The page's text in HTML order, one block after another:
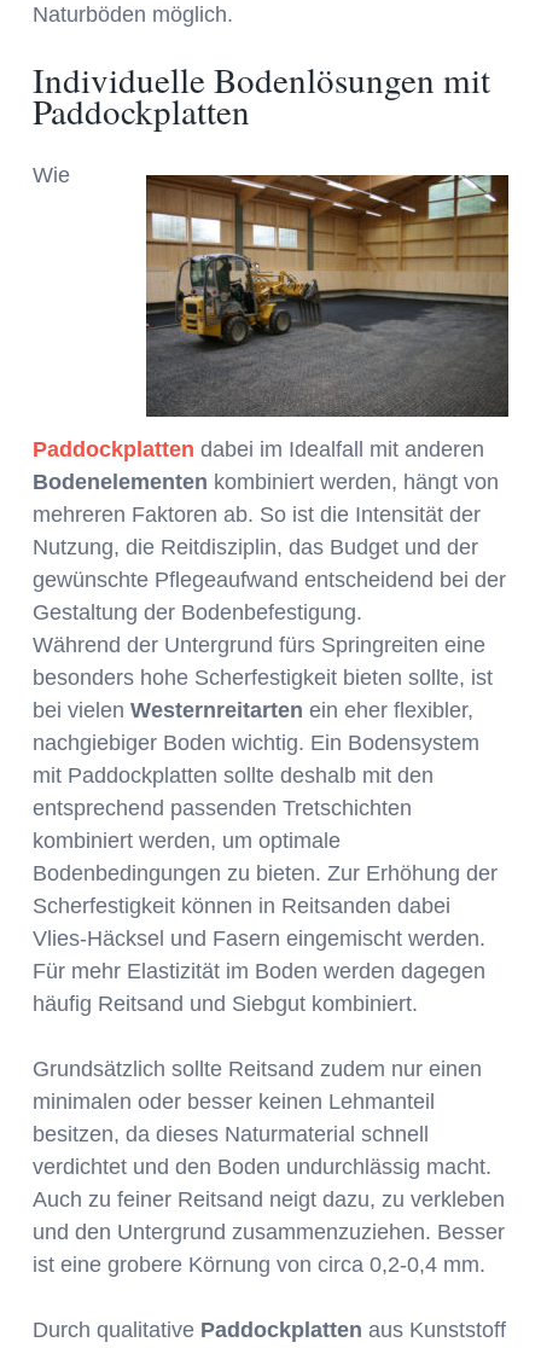
Naturböden möglich.
Individuelle Bodenlösungen mit
Paddockplatten
Wie
Paddockplatten dabei im Idealfall mit anderen
Bodenelementen kombiniert werden, hängt von
mehreren Faktoren ab. So ist die Intensität der
Nutzung, die Reitdisziplin, das Budget und der
gewünschte Pflegeaufwand entscheidend bei der
Gestaltung der Bodenbefestigung.
Während der Untergrund fürs Springreiten eine
besonders hohe Scherfestigkeit bieten sollte, ist
bei vielen Westernreitarten ein eher flexibler,
nachgiebiger Boden wichtig. Ein Bodensystem
mit Paddockplatten sollte deshalb mit den
entsprechend passenden Tretschichten
kombiniert werden, um optimale
Bodenbedingungen zu bieten. Zur Erhöhung der
Scherfestigkeit können in Reitsanden dabei
Vlies-Häcksel und Fasern eingemischt werden.
Für mehr Elastizität im Boden werden dagegen
häufig Reitsand und Siebgut kombiniert.
Grundsätzlich sollte Reitsand zudem nur einen
minimalen oder besser keinen Lehmanteil
besitzen, da dieses Naturmaterial schnell
verdichtet und den Boden undurchlässig macht.
Auch zu feiner Reitsand neigt dazu, zu verkleben
und den Untergrund zusammenzuziehen. Besser
ist eine grobere Körnung von circa 0,2-0,4 mm.
Durch qualitative Paddockplatten aus Kunststoff